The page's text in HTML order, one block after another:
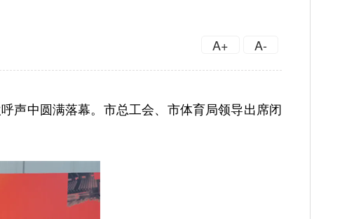
A+ A-
声中圆满落幕。市总工会、市体育局领导出席闭